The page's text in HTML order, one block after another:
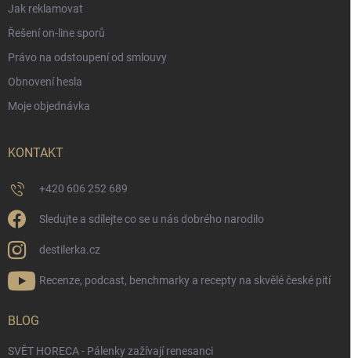
Jak reklamovat
Řešení on-line sporů
Právo na odstoupení od smlouvy
Obnovení hesla
Moje objednávka
KONTAKT
+420 606 252 689
Sledujte a sdílejte co se u nás dobrého narodilo
destilerka.cz
Recenze, podcast, benchmarky a recepty na skvělé české pití
BLOG
SVĚT HORECA - Pálenky zažívají renesanci